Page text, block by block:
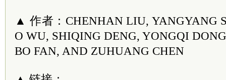
▲ 作者：CHENHAN LIU, YANGYANG
O WU, SHIQING DENG, YONGQI
BO FAN, AND ZUHUANG CHEN